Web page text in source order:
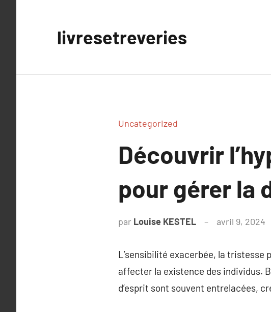
livresetreveries
Uncategorized
Découvrir
pour gérer la
par Louise KESTEL avril 9, 2024
L’sensibilité exacerbée, la tristesse
affecter la existence des individus.
d’esprit sont souvent entrelacées,